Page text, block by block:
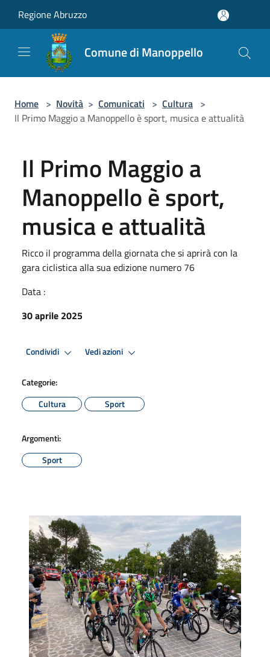
Regione Abruzzo
Comune di Manoppello
Home > Novità > Comunicati > Cultura >
Il Primo Maggio a Manoppello è sport, musica e attualità
Il Primo Maggio a
Manoppello è sport,
musica e attualità
Ricco il programma della giornata che si aprirà con la
gara ciclistica alla sua edizione numero 76
Data :
30 aprile 2025
Condividi Vedi azioni
Categorie:
Cultura
Sport
Argomenti:
Sport